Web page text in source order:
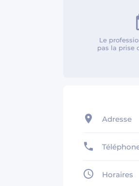
Le
pas la prise
Adresse
Horaires